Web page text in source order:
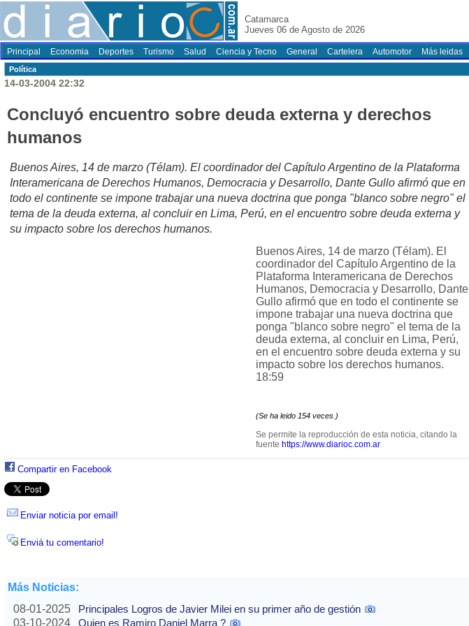
Catamarca
Jueves 06 de Agosto de 2026
Principal Economia Deportes Turismo Salud Ciencia y Tecno General Cartelera Automotor Más leidas
Polí­tica
14-03-2004 22:32
Concluyó encuentro sobre deuda externa y derechos
humanos
Buenos Aires, 14 de marzo (Télam). El coordinador del Capítulo Argentino de la Plataforma
Interamericana de Derechos Humanos, Democracia y Desarrollo, Dante Gullo afirmó que en
todo el continente se impone trabajar una nueva doctrina que ponga "blanco sobre negro" el
tema de la deuda externa, al concluir en Lima, Perú, en el encuentro sobre deuda externa y
su impacto sobre los derechos humanos.
Buenos Aires, 14 de marzo (Télam). El
coordinador del Capítulo Argentino de la
Plataforma Interamericana de Derechos
Humanos, Democracia y Desarrollo, Dante
Gullo afirmó que en todo el continente se
impone trabajar una nueva doctrina que
ponga "blanco sobre negro" el tema de la
deuda externa, al concluir en Lima, Perú,
en el encuentro sobre deuda externa y su
impacto sobre los derechos humanos.
18:59
(Se ha leido 154 veces.)
Se permite la reproducción de esta noticia, citando la
fuente https://www.diarioc.com.ar
Compartir en Facebook
Enviar noticia por email!
Enviá tu comentario!
Más Noticias:
08-01-2025
Principales Logros de Javier Milei en su primer año de gestión
03-10-2024
Quien es Ramiro Daniel Marra ?